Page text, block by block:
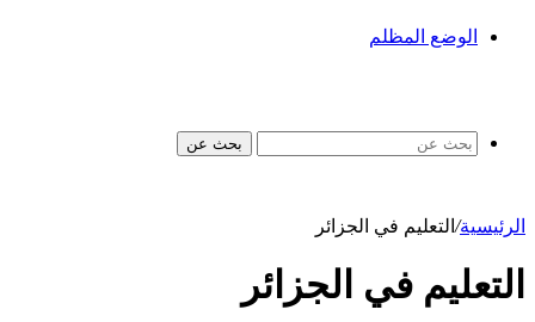
الوضع المظلم
بحث عن
الرئيسية/ التعليم في الجزائر
التعليم في الجزائر